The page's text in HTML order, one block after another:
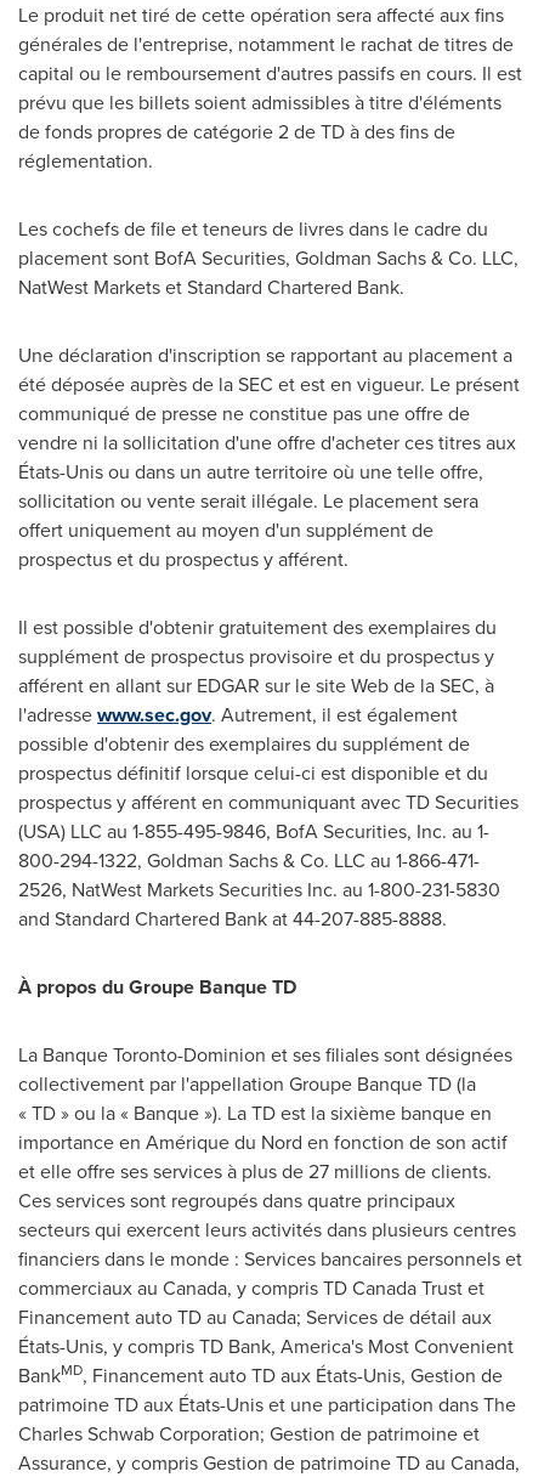
Le produit net tiré de cette opération sera affecté aux fins
générales de l'entreprise, notamment le rachat de titres de
capital ou le remboursement d'autres passifs en cours. Il est
prévu que les billets soient admissibles à titre d'éléments
de fonds propres de catégorie 2 de TD à des fins de
réglementation.
Les cochefs de file et teneurs de livres dans le cadre du
placement sont BofA Securities, Goldman Sachs & Co. LLC,
NatWest Markets et Standard Chartered Bank.
Une déclaration d'inscription se rapportant au placement a
été déposée auprès de la SEC et est en vigueur. Le présent
communiqué de presse ne constitue pas une offre de
vendre ni la sollicitation d'une offre d'acheter ces titres aux
États-Unis ou dans un autre territoire où une telle offre,
sollicitation ou vente serait illégale. Le placement sera
offert uniquement au moyen d'un supplément de
prospectus et du prospectus y afférent.
Il est possible d'obtenir gratuitement des exemplaires du
supplément de prospectus provisoire et du prospectus y
afférent en allant sur EDGAR sur le site Web de la SEC, à
l'adressewww.sec.gov. Autrement, il est également
possible d'obtenir des exemplaires du supplément de
prospectus définitif lorsque celui-ci est disponible et du
prospectus y afférent en communiquant avec TD Securities
(USA) LLC au 1-855-495-9846, BofA Securities, Inc. au 1-
800-294-1322, Goldman Sachs & Co. LLC au 1-866-471-
2526, NatWest Markets Securities Inc. au 1-800-231-5830
and Standard Chartered Bank at 44-207-885-8888.
À propos du Groupe Banque TD
La Banque Toronto-Dominion et ses filiales sont désignées
collectivement par l'appellation Groupe Banque TD (la
« TD » ou la « Banque »). La TD est la sixième banque en
importance en Amérique du Nord en fonction de son actif
et elle offre ses services à plus de 27 millions de clients.
Ces services sont regroupés dans quatre principaux
secteurs qui exercent leurs activités dans plusieurs centres
financiers dans le monde : Services bancaires personnels et
commerciaux au Canada, y compris TD Canada Trust et
Financement auto TD au Canada; Services de détail aux
États-Unis, y compris TD Bank, America's Most Convenient
BankMD, Financement auto TD aux États-Unis, Gestion de
patrimoine TD aux États-Unis et une participation dans The
Charles Schwab Corporation; Gestion de patrimoine et
Assurance, y comprisGestion de patrimoine TD au Canada,